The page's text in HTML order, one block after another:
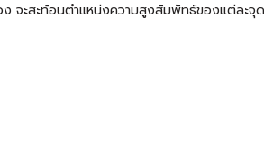
จะสะท้อนตำแหน่งความสูงสัมพัทธ์ของแต่ละจุด